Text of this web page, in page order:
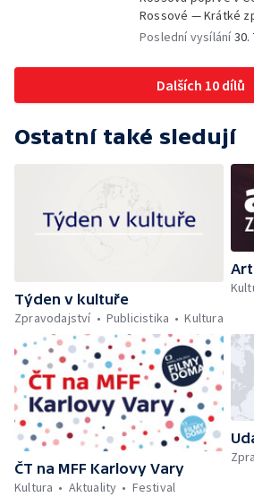
Rossové — Krátké
Výstavy o
Poslední vysílání30.
Dalších 10 dílů
Ostatní také sledují
Týden v kultuře
Zpravodajství
Publicistika Kultura
ČT na MFF Karlovy Vary
Kultura
Aktuality Festival